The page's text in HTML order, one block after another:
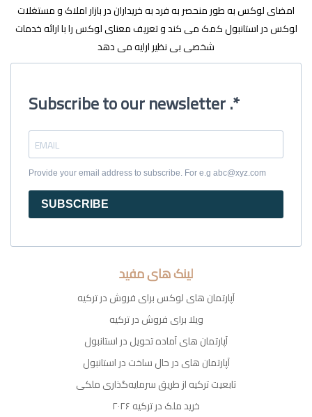
امضای لوکس به طور منحصر به فرد به خریداران در بازار املاک و مستغلات
لوکس در استانبول کمک می کند و تعریف معنای لوکس را با ارائه خدمات
شخصی بی نظیر ارایه می دهد
Subscribe to our newsletter .*
Provide your email address to subscribe. For e.g abc@xyz.com
SUBSCRIBE
لینک های مفید
آپارتمان های لوکس برای فروش در ترکیه
ویلا برای فروش در ترکیه
آپارتمان های آماده تحویل در استانبول
آپارتمان های در حال ساخت در استانبول
تابعیت ترکیه از طریق سرمایه‌گذاری ملکی
خرید ملک در ترکیه ۲۰۲۶